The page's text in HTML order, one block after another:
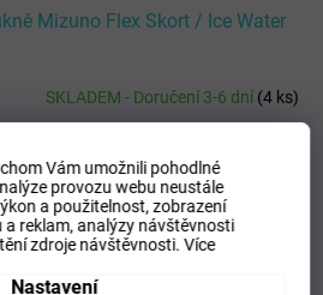
Vám umožnili pohodlné
provozu webu neustále
a použitelnost,zobrazení
reklam, analýzy návštěvnosti
zdroje návštěvnosti.Více
Nastavení
Mizuno Flex Skort / Ice Water
SKLADEM - Doručení 3-6 dní(4 ks)
Kód: 62GBD20174_L